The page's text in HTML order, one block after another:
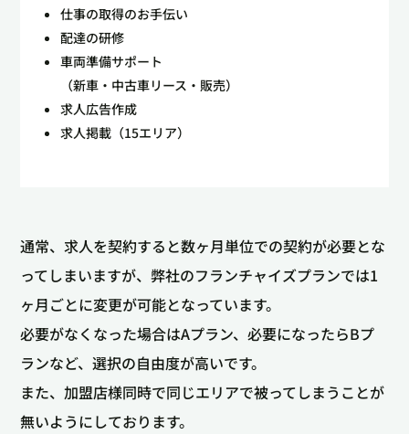
仕事の取得のお手伝い
配達の研修
車両準備サポート
（新車・中古車リース・販売）
求人広告作成
求人掲載（15エリア）
通常、求人を契約すると数ヶ月単位での契約が必要とな
ってしまいますが、弊社のフランチャイズプランでは1
ヶ月ごとに変更が可能となっています。
必要がなくなった場合はAプラン、必要になったらBプ
ランなど、選択の自由度が高いです。
また、加盟店様同時で同じエリアで被ってしまうことが
無いようにしております。